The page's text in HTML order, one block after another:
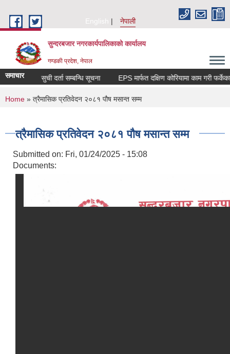
English
नेपाली
सुन्दरबजार नगरकार्यपालिकाको कार्यालय
गण्डकी प्रदेश, नेपाल
समाचार सुची दर्ता सम्बन्धि सूचना EPS मार्फत दक्षिण कोरियामा काम गरी
You are here
Home » त्रैमासिक प्रतिवेदन २०८१ पौष मसान्त सम्म
त्रैमासिक प्रतिवेदन २०८१ पौष मसान्त सम्म
Submitted on: Fri, 01/24/2025 - 15:08
Documents: